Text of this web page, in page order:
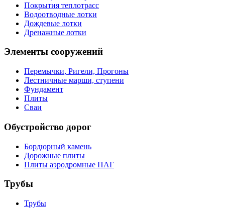
Покрытия теплотрасс
Водоотводные лотки
Дождевые лотки
Дренажные лотки
Элементы сооружений
Перемычки, Ригели, Прогоны
Лестничные марши, ступени
Фундамент
Плиты
Сваи
Обустройство дорог
Бордюрный камень
Дорожные плиты
Плиты аэродромные ПАГ
Трубы
Трубы